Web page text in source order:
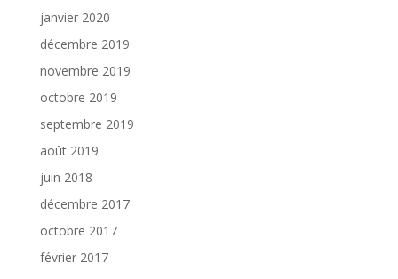
janvier 2020
décembre 2019
novembre 2019
octobre 2019
septembre 2019
août 2019
juin 2018
décembre 2017
octobre 2017
février 2017